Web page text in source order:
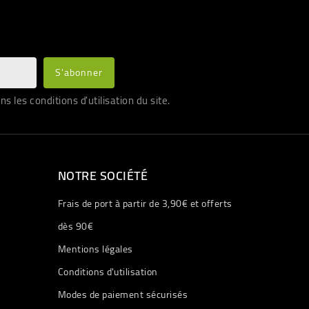
les conditions d'utilisation du site.
NOTRE SOCIÉTÉ
Frais de port à partir de 3,90€ et offerts
dès 90€
Mentions légales
Conditions d'utilisation
Modes de paiement sécurisés